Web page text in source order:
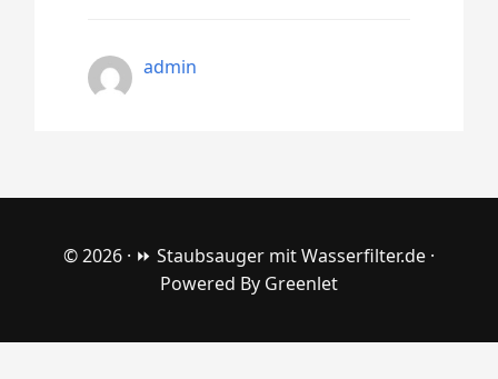
admin
© 2026 · ⏩ Staubsauger mit Wasserfilter.de ·
Powered By Greenlet